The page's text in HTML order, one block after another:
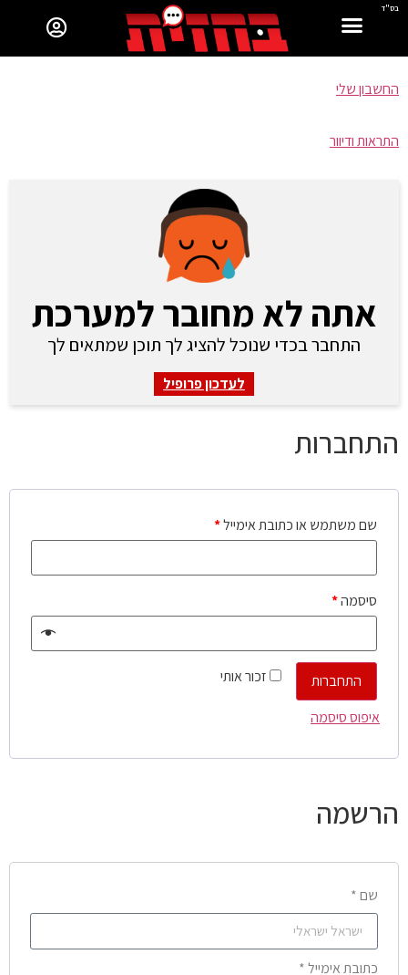
בס"ד
החשבון שלי
התראות ודיוור
אתה לא מחובר למערכת
התחבר בכדי שנוכל להציג לך תוכן שמתאים לך
לעדכון פרופיל
התחברות
שם משתמש או כתובת אימייל*
סיסמה*
זכור אותי
התחברות
איפוס סיסמה
הרשמה
שם *
כתובת אימייל *